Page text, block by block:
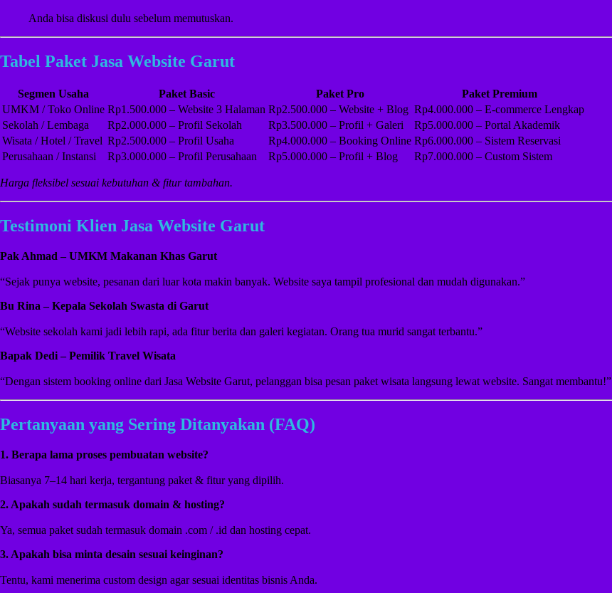
Anda bisa diskusi dulu sebelum memutuskan.
Tabel Paket Jasa Website Garut
Segmen Usaha Paket Basic Paket Pro
Paket Premium
UMKM / Toko Online Rp1.500.000 – Website 3 Halaman Rp2.500.000 – Website + Blog Rp4.000.000 – E-commerce Lengkap
Sekolah / Lembaga
Rp2.000.000 – Profil Sekolah Rp3.500.000 – Profil + Galeri
Rp5.000.000 – Portal Akademik
Wisata / Hotel / Travel Rp2.500.000 – Profil Usaha Rp4.000.000 – Booking Online Rp6.000.000 – Sistem Reservasi
Perusahaan / Instansi
Rp3.000.000 – Profil Perusahaan Rp5.000.000 – Profil + Blog Rp7.000.000 – Custom Sistem
Harga fleksibel sesuai kebutuhan & fitur tambahan.
Testimoni Klien Jasa Website Garut
Pak Ahmad – UMKM Makanan Khas Garut
“Sejak punya website, pesanan dari luar kota makin banyak. Website saya tampil profesional dan mudah digunakan.”
Bu Rina – Kepala Sekolah Swasta di Garut
“Website sekolah kami jadi lebih rapi, ada fitur berita dan galeri kegiatan. Orang tua murid sangat terbantu.”
Bapak Dedi – Pemilik Travel Wisata
“Dengan sistem booking online dari Jasa Website Garut, pelanggan bisa pesan paket wisata langsung lewat website. Sangat membantu!”
Pertanyaan yang Sering Ditanyakan (FAQ)
1. Berapa lama proses pembuatan website?
Biasanya 7–14 hari kerja, tergantung paket & fitur yang dipilih.
2. Apakah sudah termasuk domain & hosting?
Ya, semua paket sudah termasuk domain .com / .id dan hosting cepat.
3. Apakah bisa minta desain sesuai keinginan?
Tentu, kami menerima custom design agar sesuai identitas bisnis Anda.